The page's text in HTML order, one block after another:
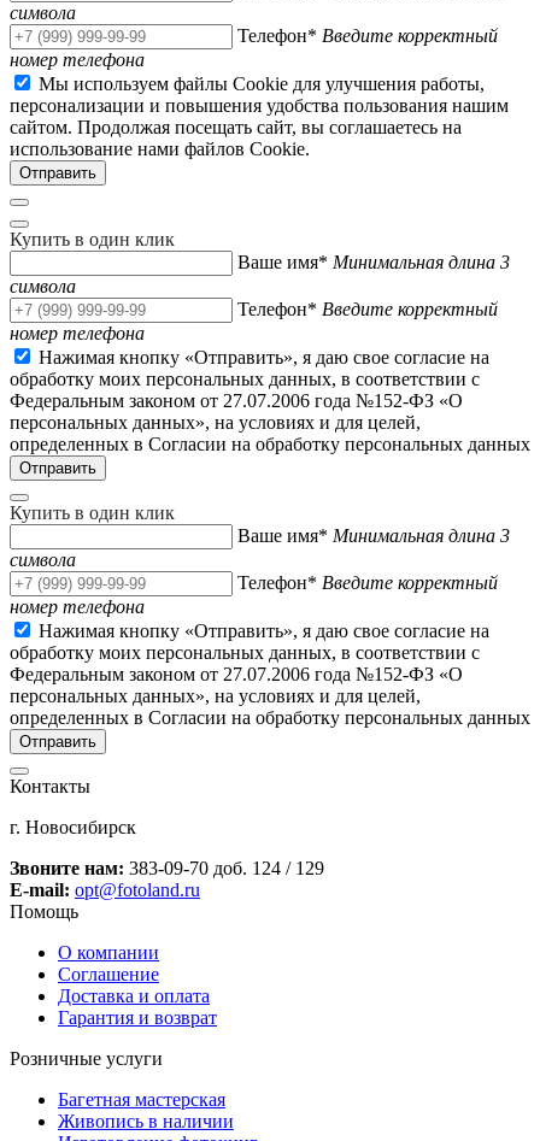
символа
Телефон* Введите корректный
номер телефона
Мы используем файлы Cookie для улучшения работы,
персонализации и повышения удобства пользования нашим
сайтом. Продолжая посещать сайт, вы соглашаетесь на
использование нами файлов Cookie.
Купить в один клик
Ваше имя* Минимальная длина 3
символа
Телефон* Введите корректный
номер телефона
Нажимая кнопку «Отправить», я даю свое согласие на
обработку моих персональных данных, в соответствии с
Федеральным законом от 27.07.2006 года №152-ФЗ «О
персональных данных», на условиях и для целей,
определенных в Согласии на обработку персональных данных
Купить в один клик
Ваше имя* Минимальная длина 3
символа
Телефон* Введите корректный
номер телефона
Нажимая кнопку «Отправить», я даю свое согласие на
обработку моих персональных данных, в соответствии с
Федеральным законом от 27.07.2006 года №152-ФЗ «О
персональных данных», на условиях и для целей,
определенных в Согласии на обработку персональных данных
Контакты
г. Новосибирск
Звоните нам: 383-09-70 доб. 124 / 129
E-mail: opt@fotoland.ru
Помощь
О компании
Соглашение
Доставка и оплата
Гарантия и возврат
Розничные услуги
Багетная мастерская
Живопись в наличии